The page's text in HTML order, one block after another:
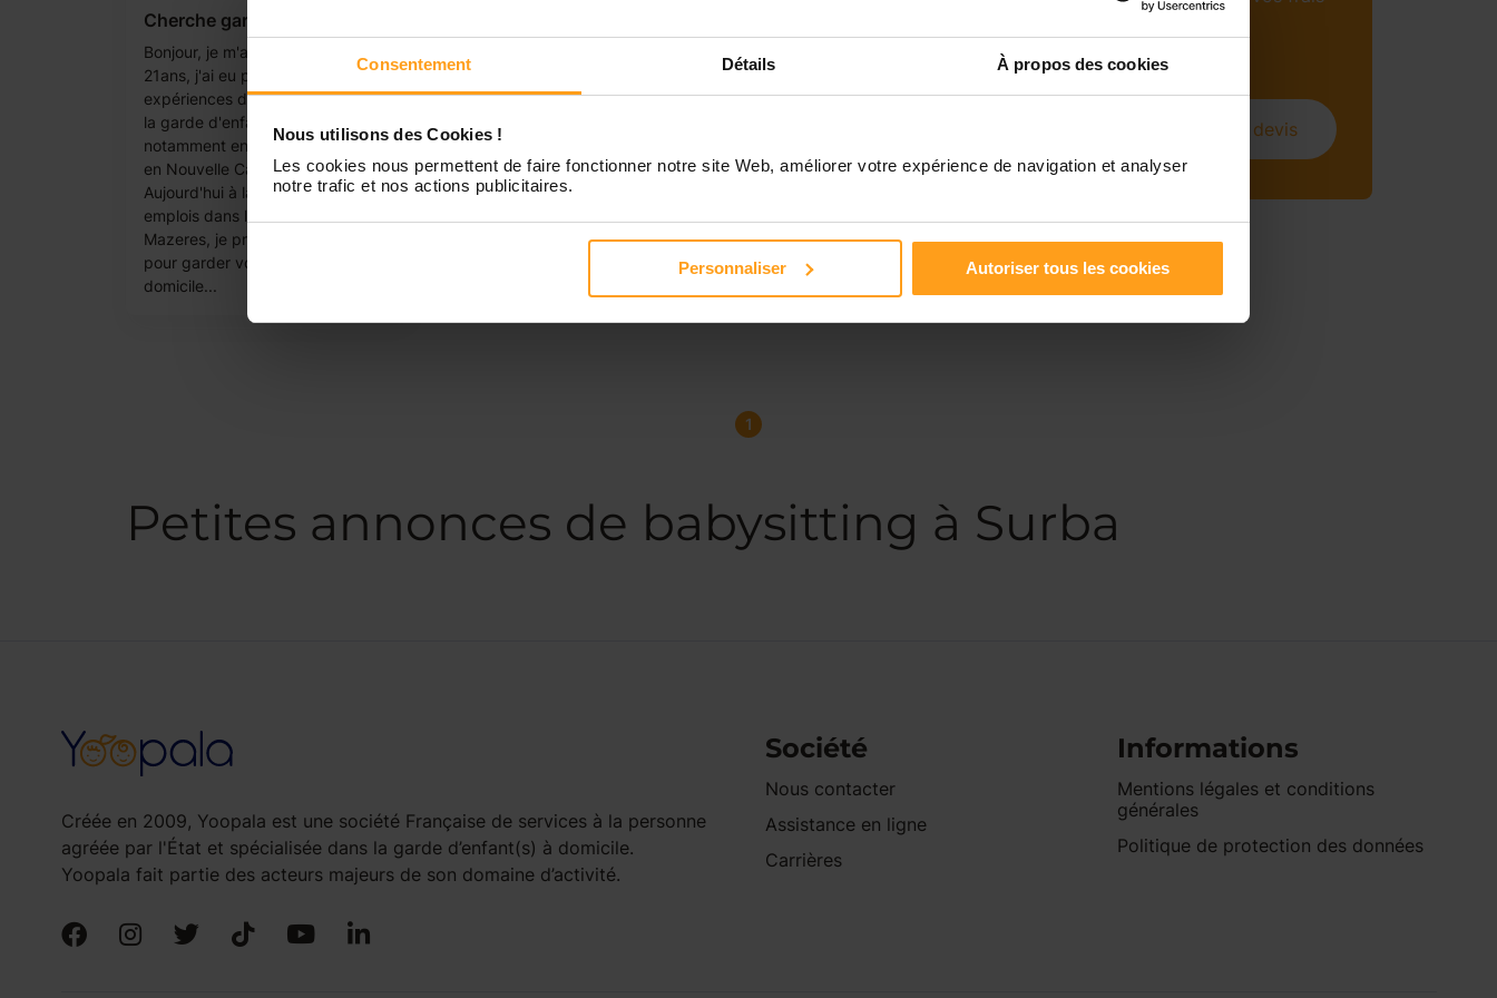
Consentement Détails À propos des cookies
Nous utilisons des Cookies !
Les cookies nous permettent de faire fonctionner notre site Web, améliorer votre expérience de navigation et analyser
notre trafic et nos actions publicitaires.
Personnaliser Autoriser tous les cookies
Cherche garde d'enfant
Bonjour, je m'apelle Aude j'ai
21ans, j'ai eu plusieurs
expériences dans le domaine de
la garde d'enfant, et de la crèche,
notamment en tant que expatrié
en Nouvelle Calédonie.
Aujourd'hui à la recherche d'un
emplois dans les alentours de
Mazeres, je propose mes services
pour garder vos enfants à
domicile...
Obtenir un devis
1
Petites annonces de babysitting à Surba
Créée en 2009, Yoopala est une société Française de services à la personne
agréée par l'État et spécialisée dans la garde d’enfant(s) à domicile.
Yoopala fait partie des acteurs majeurs de son domaine d’activité.
Société
Nous contacter
Assistance en ligne
Carrières
Informations
Mentions légales et conditions
générales
Politique de protection des données